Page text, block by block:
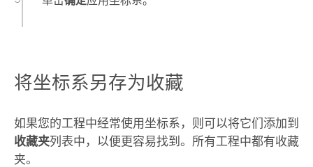
将坐标系另存为收藏
如果您的工程中经常使用坐标系，则可以将它们添加到
收藏夹列表中，以便更容易找到。所有工程中都有收藏
夹。